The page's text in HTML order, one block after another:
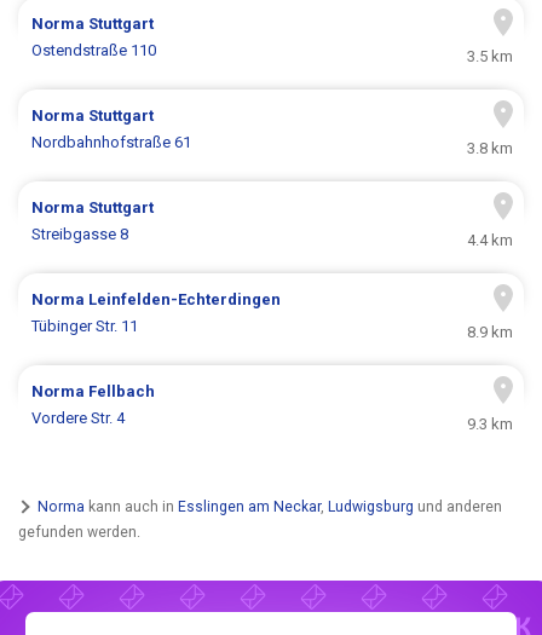
Norma Stuttgart
Ostendstraße 110
3.5 km
Norma Stuttgart
Nordbahnhofstraße 61
3.8 km
Norma Stuttgart
Streibgasse 8
4.4 km
Norma Leinfelden-Echterdingen
Tübinger Str. 11
8.9 km
Norma Fellbach
Vordere Str. 4
9.3 km
Norma kann auch in Esslingen am Neckar, Ludwigsburg und anderen
gefunden werden.